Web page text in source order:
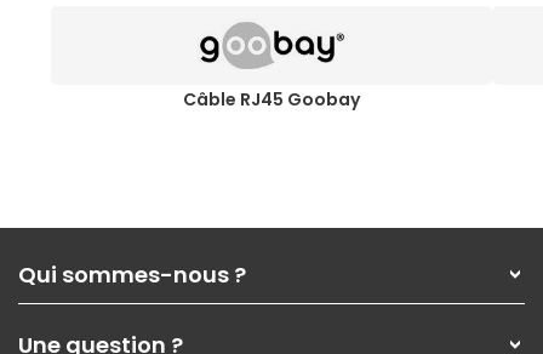
Câble RJ45 Goobay
Qui sommes-nous ?
Une question ?